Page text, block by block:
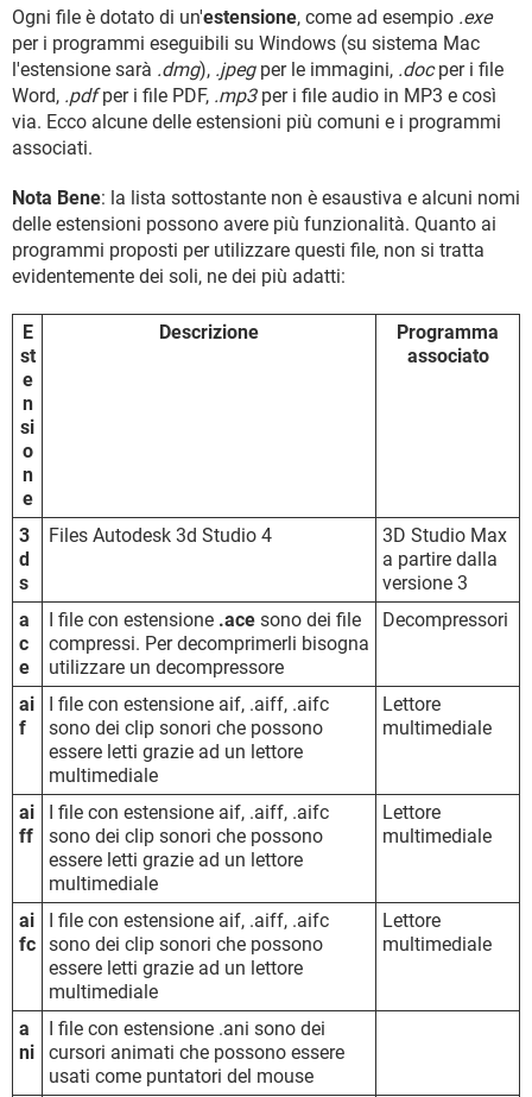
TIKTOK
HARDWARE
Ogni file è dotato di un'estensione, come ad esempio .exe
per i programmi eseguibili su Windows (su sistema Mac
l'estensione sarà .dmg), .jpegper le immagini, .docper i file
Word, .pdfper i file PDF, .mp3per i file audio in MP3 e così
via. Ecco alcune delle estensioni più comuni e i programmi
associati.
Nota Bene: la lista sottostante non è esaustiva e alcuni nomi
delle estensioni possono avere più funzionalità. Quanto ai
programmi proposti per utilizzare questi file, non si tratta
evidentemente dei soli, ne dei più adatti:
E
st
e
n
si
o
n
e
Descrizione
Programma
associato
3
d
s
Files Autodesk 3d Studio 4
3D Studio Max
a partire dalla
versione 3
a
c
e
I file con estensione .ace sono dei file
compressi. Per decomprimerli bisogna
utilizzare un decompressore
Decompressori
ai
f
I file con estensione aif, .aiff, .aifc
sono dei clip sonori che possono
essere letti grazie ad un lettore
multimediale
Lettore
multimediale
ai
ff
I file con estensione aif, .aiff, .aifc
sono dei clip sonori che possono
essere letti grazie ad un lettore
multimediale
Lettore
multimediale
ai
fc
I file con estensione aif, .aiff, .aifc
sono dei clip sonori che possono
essere letti grazie ad un lettore
multimediale
Lettore
multimediale
a
ni
I file con estensione .ani sono dei
cursori animati che possono essere
usati come puntatori del mouse